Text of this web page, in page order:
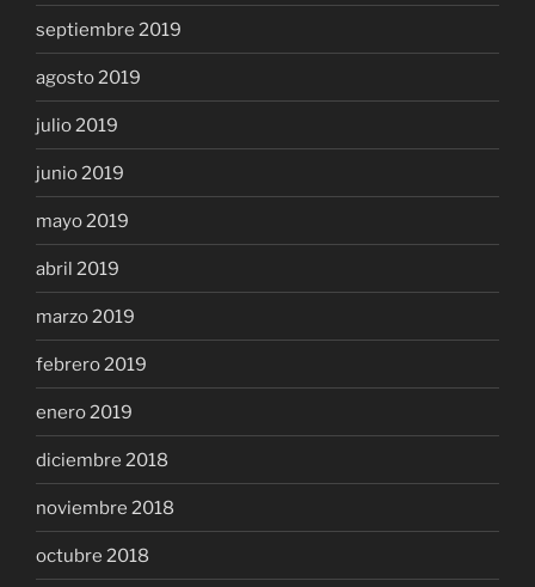
septiembre 2019
agosto 2019
julio 2019
junio 2019
mayo 2019
abril 2019
marzo 2019
febrero 2019
enero 2019
diciembre 2018
noviembre 2018
octubre 2018